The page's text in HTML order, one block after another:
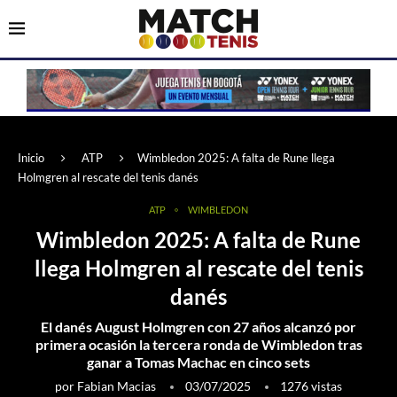
Inicio ATP
Wimbledon 2025: A falta de Rune llega
Holmgren al rescate del tenis danés
ATP WIMBLEDON
Wimbledon 2025: A falta de Rune
llega Holmgren al rescate del tenis
danés
El danés August Holmgren con 27 años alcanzó por
primera ocasión la tercera ronda de Wimbledon tras
ganar a Tomas Machac en cinco sets
por Fabian Macias 03/07/2025 1276vistas